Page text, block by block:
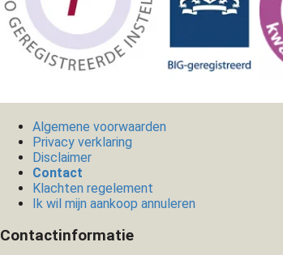
Algemene voorwaarden
Privacy verklaring
Disclaimer
Contact
Klachten regelement
Ik wil mijn aankoop annuleren
Contactinformatie